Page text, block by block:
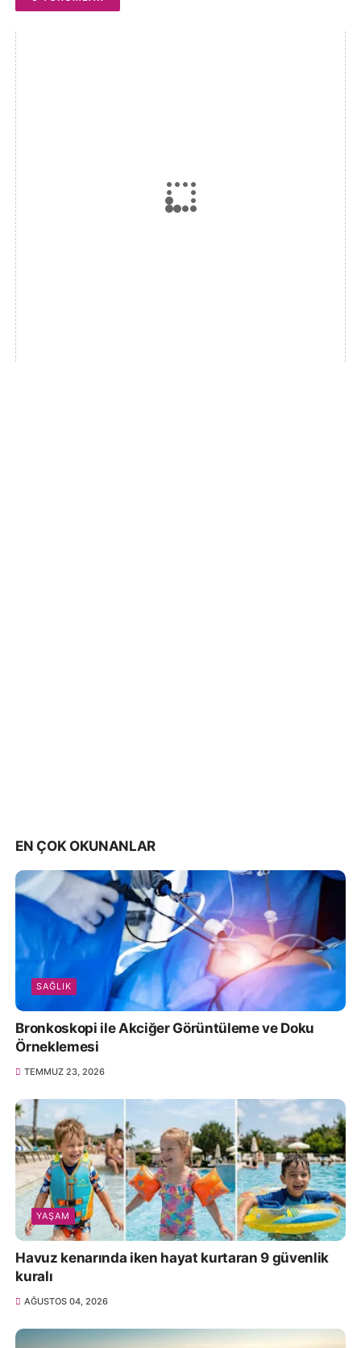
EN ÇOK OKUNANLAR
SAĞLIK
Bronkoskopi ile Akciğer Görüntüleme ve Doku
Örneklemesi
TEMMUZ 23, 2026
YAŞAM
Havuz kenarında iken hayat kurtaran 9 güvenlik
kuralı
AĞUSTOS 04, 2026